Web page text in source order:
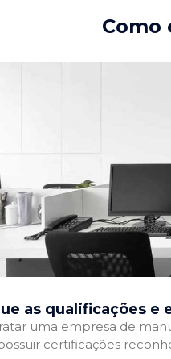
Como
as qualificações e
uma empresa de
certificações